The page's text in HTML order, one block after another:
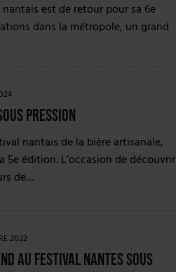
est de retour pour sa 6e
dans la métropole, un grand
Pression
nantais de la bière artisanale,
5e édition. L’occasion de découvrir
de…
2022
au festival Nantes Sous